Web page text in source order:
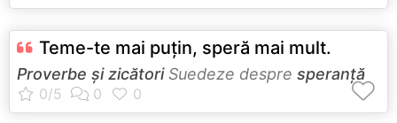
Teme-te mai puţin, speră mai mult.
Proverbe și zicătoriSuedeze despre speranță